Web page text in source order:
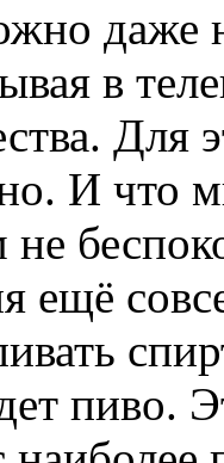
даже
в
Для
И что
ещё
пиво.